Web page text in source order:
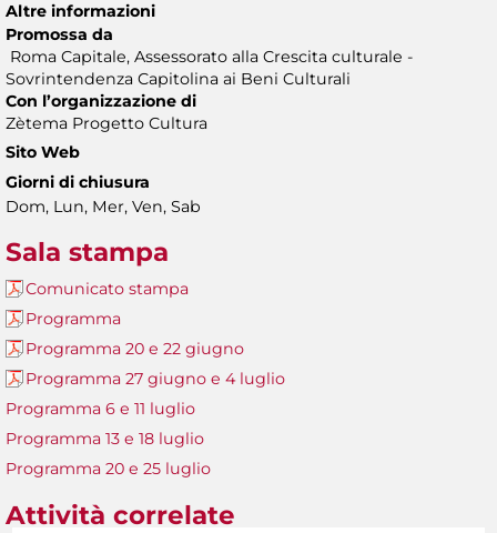
Altre informazioni
Promossa da
Roma Capitale, Assessorato alla Crescita culturale -
Sovrintendenza Capitolina ai Beni Culturali
Con l’organizzazione di
Zètema Progetto Cultura
Sito Web
Giorni di chiusura
Dom, Lun, Mer, Ven, Sab
Sala stampa
Comunicato stampa
Programma
Programma 20 e 22 giugno
Programma 27 giugno e 4 luglio
Programma 6 e 11 luglio
Programma 13 e 18 luglio
Programma 20 e 25 luglio
Attività correlate